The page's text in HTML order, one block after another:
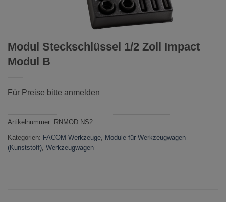
Modul Steckschlüssel 1/2 Zoll Impact
Modul B
Für Preise bitte anmelden
Artikelnummer: RNMOD.NS2
Kategorien: FACOM Werkzeuge Module für Werkzeugwagen
(Kunststoff) Werkzeugwagen